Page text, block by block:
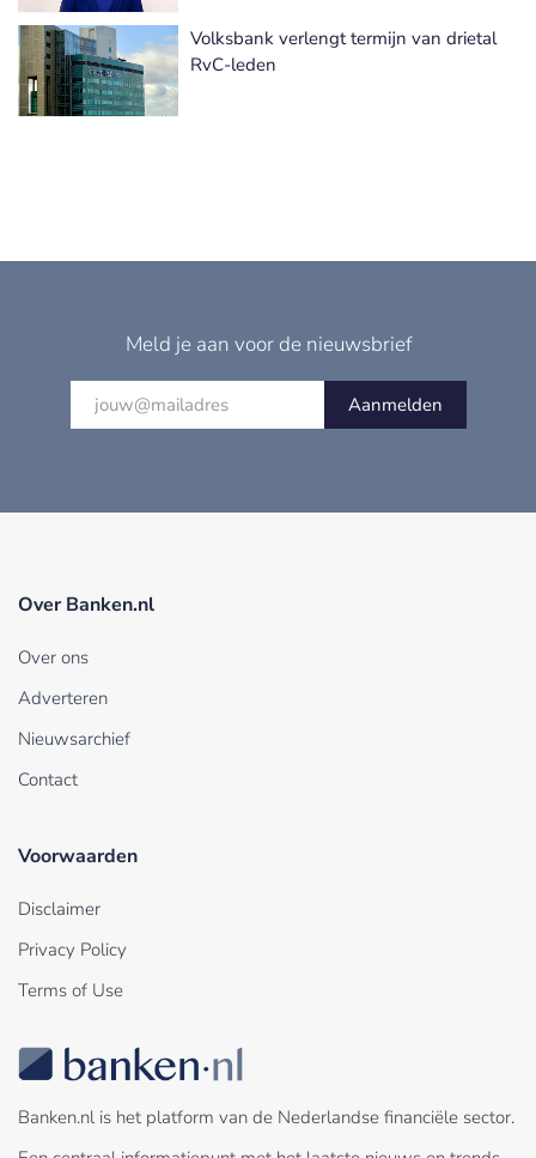
Volksbank verlengt termijn van drietal
RvC-leden
Meld je aan voor de nieuwsbrief
Aanmelden
Over Banken.nl
Over ons
Adverteren
Nieuwsarchief
Contact
Voorwaarden
Disclaimer
Privacy Policy
Terms of Use
Banken.nl is het platform van de Nederlandse financiële sector.